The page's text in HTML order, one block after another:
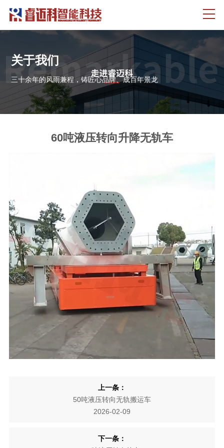
关于我们
三十余年的风雨兼程，铸匠心品牌、成百年景龙
60吨液压转向升降无轨车
上一条：
50吨液压转向无轨搬运车
2026-02-09
下一条：